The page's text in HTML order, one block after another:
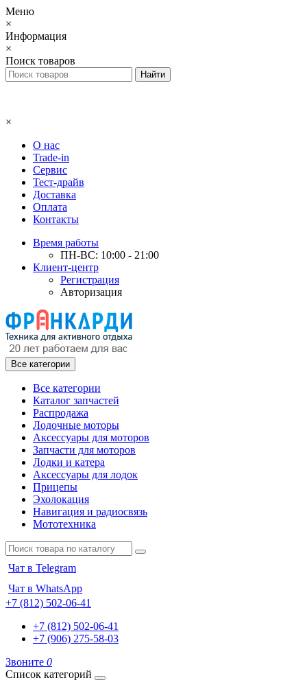
Меню
×
Информация
×
Поиск товаров
×
О нас
Trade-in
Сервис
Тест-драйв
Доставка
Оплата
Контакты
Время работы
ПН-ВС: 10:00 - 21:00
Клиент-центр
Регистрация
Авторизация
Все категории
Все категории
Каталог запчастей
Распродажа
Лодочные моторы
Аксессуары для моторов
Запчасти для моторов
Лодки и катера
Аксессуары для лодок
Прицепы
Эхолокация
Навигация и радиосвязь
Мототехника
Чат в Telegram
Чат в WhatsApp
+7 (812) 502-06-41
+7 (812) 502-06-41
+7 (906) 275-58-03
Звоните 0
Список категорий